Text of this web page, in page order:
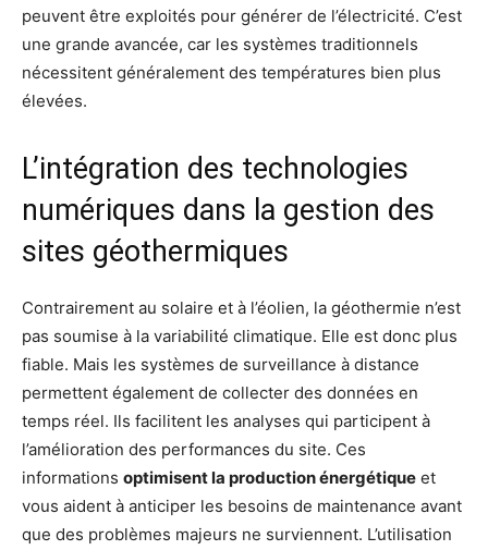
peuvent être exploités pour générer de l’électricité. C’est
une grande avancée, car les systèmes traditionnels
nécessitent généralement des températures bien plus
élevées.
L’intégration des technologies
numériques dans la gestion des
sites géothermiques
Contrairement au solaire et à l’éolien, la géothermie n’est
pas soumise à la variabilité climatique. Elle est donc plus
fiable. Mais les systèmes de surveillance à distance
permettent également de collecter des données en
temps réel. Ils facilitent les analyses qui participent à
l’amélioration des performances du site. Ces
informations optimisent la production énergétique et
vous aident à anticiper les besoins de maintenance avant
que des problèmes majeurs ne surviennent. L’utilisation